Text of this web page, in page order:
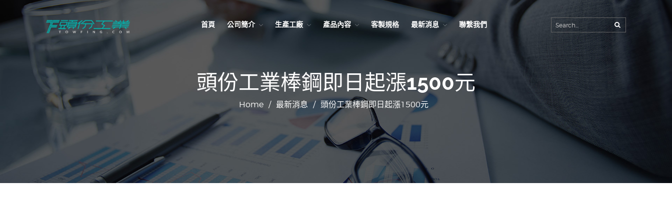
首頁
公司簡介
生產工廠
產品內容
客製規格
最新消息
聯繫我們
TowFing
首頁 公司簡介 生產工廠 產品內容 客製規格 最新消息 聯繫我們
頭份工業棒鋼即日起漲1500元
Home / 最新消息 / 頭份工業棒鋼即日起漲1500元